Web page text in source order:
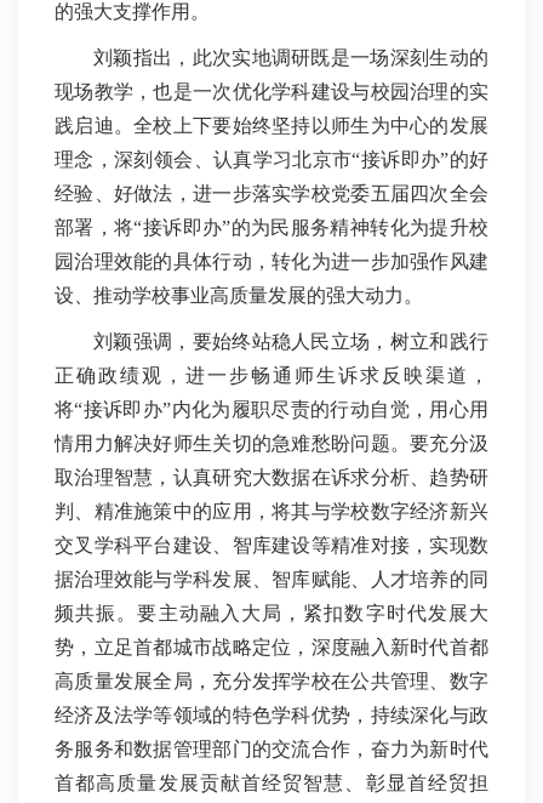
的强大支撑作用。
刘颖指出，此次实地调研既是一场深刻生动的
现场教学，也是一次优化学科建设与校园治理的实
践启迪。全校上下要始终坚持以师生为中心的发展
理念，深刻领会、认真学习北京市“接诉即办”的好
经验、好做法， 进一步落实学校党委五届四次全会
部署，将“接诉即办”的为民服务精神转化为提升校
园治理效能的具体行动，转化为进一步加强作风建
设、推动学校事业高质量发展的强大动力。
刘颖强调，要始终站稳人民立场，树立和践行
正确政绩观，进一步畅通师生诉求反映渠道，
将“接诉即办”内化为履职尽责的行动自觉，用心用
情用力解决好师生关切的急难愁盼问题。要充分汲
取治理智慧，认真研究大数据在诉求分析、趋势研
判、精准施策中的应用，将其与学校数字经济新兴
交叉学科平台建设、智库建设等精准对接，实现数
据治理效能与学科发展、智库赋能、人才培养的同
频共振。要主动融入大局，紧扣数字时代发展大
势，立足首都城市战略定位，深度融入新时代首都
高质量发展全局，充分发挥学校在公共管理、数字
经济及法学等领域的特色学科优势，持续深化与政
务服务和数据管理部门的交流合作，奋力为新时代
首都高质量发展贡献首经贸智慧、彰显首经贸担